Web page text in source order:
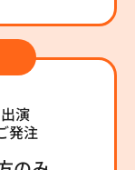
演
発注